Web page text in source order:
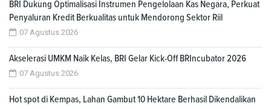
BRI Dukung Optimalisasi Instrumen Pengelolaan Kas Negara, Perkuat
Penyaluran Kredit Berkualitas untuk Mendorong Sektor Riil
07 Agustus 2026
Akselerasi UMKM Naik Kelas, BRI Gelar Kick-Off BRIncubator 2026
07 Agustus 2026
Hot spot di Kempas, Lahan Gambut 10 Hektare Berhasil Dikendalikan